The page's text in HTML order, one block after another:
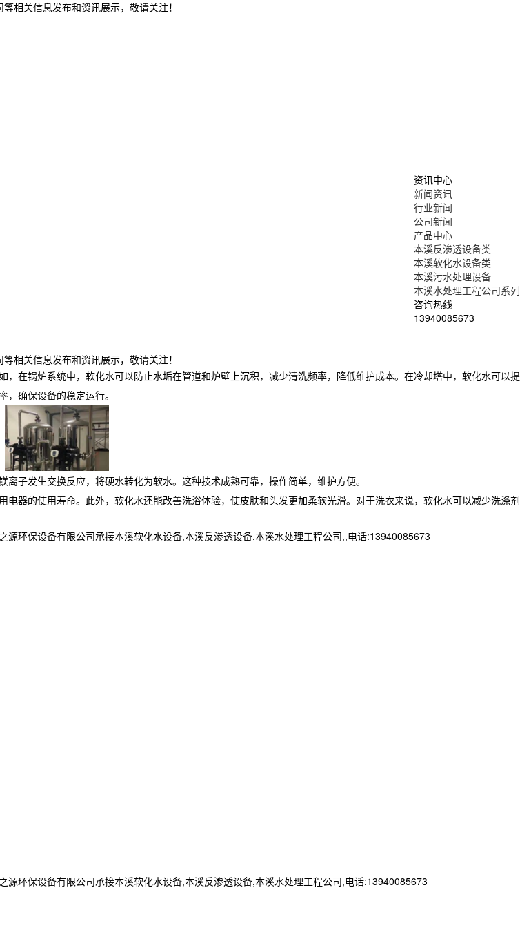
相关信息发布和资讯展示，敬请关注！
资讯中心
新闻资讯
行业新闻
公司新闻
产品中心
本溪反渗透设备类
本溪软化水设备类
本溪污水处理设备
本溪水处理工程公司系列
咨询热线
13940085673
相关信息发布和资讯展示，敬请关注！
在锅炉系统中，软化水可以防止水垢在管道和炉壁上沉积，减少清洗频率，降低维护成本。在冷却塔中，软化水可以提
，确保设备的稳定运行。
子发生交换反应，将硬水转化为软水。这种技术成熟可靠，操作简单，维护方便。
器的使用寿命。此外，软化水还能改善洗浴体验，使皮肤和头发更加柔软光滑。对于洗衣来说，软化水可以减少洗涤剂
环保设备有限公司承接本溪软化水设备,本溪反渗透设备,本溪水处理工程公司,,电话:13940085673
环保设备有限公司承接本溪软化水设备,本溪反渗透设备,本溪水处理工程公司,电话:13940085673